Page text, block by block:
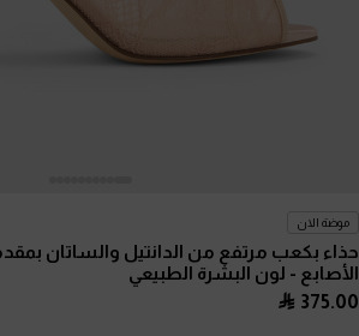
موضة الان
حذاء بكعب مرتفع من الدانتيل والساتان
الأصابع - لون البشرة الطبيعي
375.00